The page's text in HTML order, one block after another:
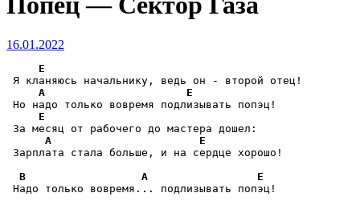
16.01.2022
E
Я кланяюсь начальнику, ведь он - второй отец!
A
E
Но надо только вовремя подлизывать попэц!
E
За месяц от рабочего до мастера дошел:
A
E
Зарплата стала больше, и на сердце хорошо!
B
A
E
Надо только вовремя... подлизывать попэц!